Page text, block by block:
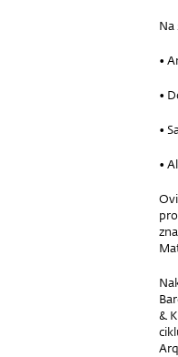
Na
•
•
•
•
&